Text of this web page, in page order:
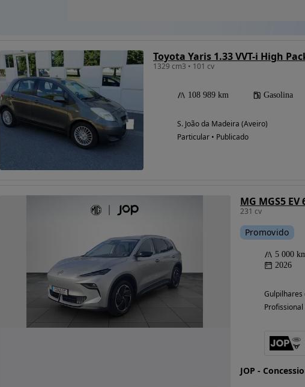
Toyota Yaris 1.33 VVT-i High
1329 cm3 • 101 cv
108 989 km Gasolina
S. João da Madeira (Aveiro)
Particular • Publicado
MG MGS5
231 cv
Promovido
5 000
2026
Gulpilhares
Profissional
JOP -